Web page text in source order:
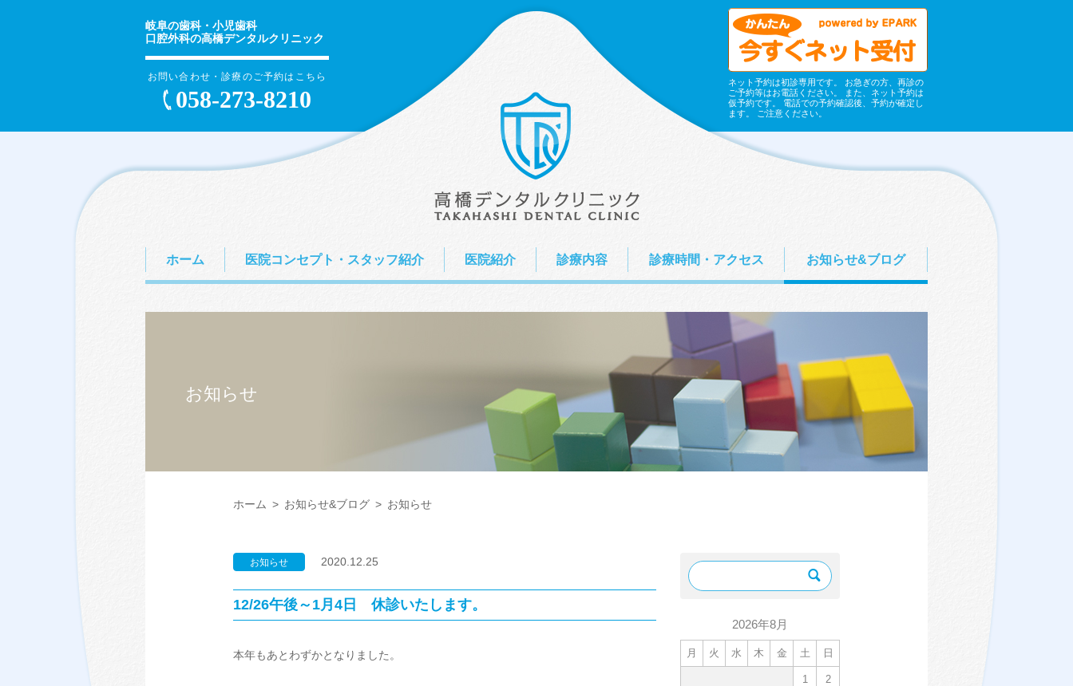
岐阜の歯科・小児歯科
口腔外科の高橋デンタルクリニック
お問い合わせ・診療のご予約はこちら
058-273-8210
ネット予約は初診専用です。 お急ぎの方、再診の
ご予約等はお電話ください。 また、ネット予約は
仮予約です。 電話での予約確認後、予約が確定し
ます。 ご注意ください。
ホーム 医院コンセプト・スタッフ紹介 医院紹介 診療内容 診療時間・アクセス お知らせ&ブログ
お知らせ
ホーム > お知らせ&ブログ > お知らせ
お知らせ 2020.12.25
12/26午後～1月4日 休診いたします。
本年もあとわずかとなりました。
2026年8月
月 火 水 木 金 土 日
1 2